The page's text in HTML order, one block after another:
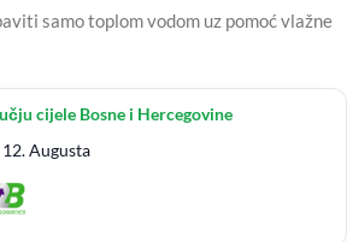
samo toplom vodom uz pomoć vlažne
cijele Bosne i Hercegovine
Augusta